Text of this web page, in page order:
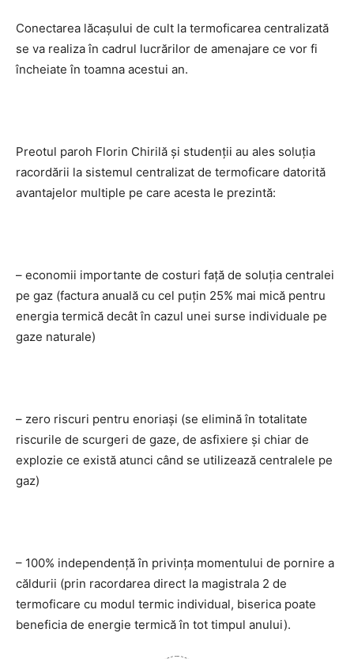
Conectarea lăcaşului de cult la termoficarea centralizată
se va realiza în cadrul lucrărilor de amenajare ce vor fi
încheiate în toamna acestui an.
Preotul paroh Florin Chirilă şi studenţii au ales soluţia
racordării la sistemul centralizat de termoficare datorită
avantajelor multiple pe care acesta le prezintă:
– economii importante de costuri faţă de soluţia centralei
pe gaz (factura anuală cu cel puţin 25% mai mică pentru
energia termică decât în cazul unei surse individuale pe
gaze naturale)
– zero riscuri pentru enoriaşi (se elimină în totalitate
riscurile de scurgeri de gaze, de asfixiere şi chiar de
explozie ce există atunci când se utilizează centralele pe
gaz)
– 100% independență în privinţa momentului de pornire a
căldurii (prin racordarea direct la magistrala 2 de
termoficare cu modul termic individual, biserica poate
beneficia de energie termică în tot timpul anului).